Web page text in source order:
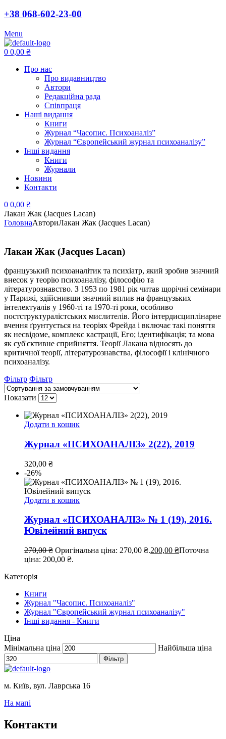
+38 068-602-23-00
Menu
0 0,00 ₴
Про нас
Про видавництво
Автори
Редакційна рада
Співпраця
Наші видання
Книги
Журнал “Часопис. Психоаналіз”
Журнал “Європейський журнал психоаналізу”
Інші видання
Книги
Журнали
Новини
Контакти
0 0,00 ₴
Лакан Жак (Jacques Lacan)
ГоловнаАвториЛакан Жак (Jacques Lacan)
Лакан Жак (Jacques Lacan)
французький психоаналітик та психіатр, який зробив значний
внесок у теорію психоаналізу, філософію та
літературознавство. З 1953 по 1981 рік читав щорічні семінари
у Парижі, здійснивши значний вплив на французьких
інтелектуалів у 1960-ті та 1970-ті роки, особливо
постструктуралістських мислителів. Його інтердисциплінарне
вчення ґрунтується на теоріях Фрейда і включає такі поняття
як несвідоме, комплекс кастрації, Его; ідентифікація; та мова
як суб'єктивне сприйняття. Теорії Лакана відносять до
критичної теорії, літературознавства, філософії і клінічного
психоаналізу.
Фільтр Фільтр
Показати
Додати в кошик
Журнал «ПСИХОАНАЛІЗ» 2(22), 2019
320,00 ₴
-26%
Додати в кошик
Журнал «ПСИХОАНАЛІЗ» № 1 (19), 2016.
Ювілейний випуск
270,00₴ Оригінальна ціна: 270,00 ₴.200,00 ₴Поточна
ціна: 200,00 ₴.
Категорія
Книги
Журнал "Часопис. Психоаналіз"
Журнал "Європейський журнал психоаналізу"
Інші видання - Книги
Ціна
Мінімальна ціна
Найбільша ціна
Фільтр
м. Київ, вул. Лаврська 16
На мапі
Контакти